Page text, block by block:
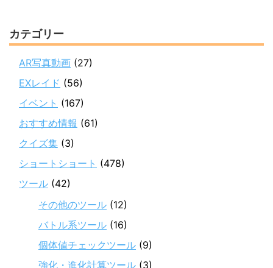
カテゴリー
AR写真動画 (27)
EXレイド (56)
イベント (167)
おすすめ情報 (61)
クイズ集 (3)
ショートショート (478)
ツール (42)
その他のツール (12)
バトル系ツール (16)
個体値チェックツール (9)
強化・進化計算ツール (3)